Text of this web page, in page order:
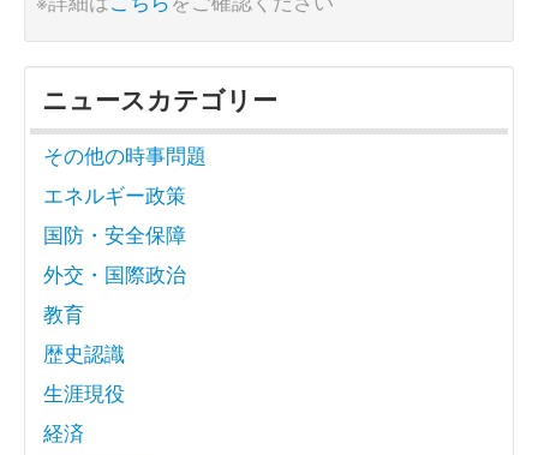
ニュースカテゴリー
その他の時事問題
エネルギー政策
国防・安全保障
外交・国際政治
教育
歴史認識
生涯現役
経済